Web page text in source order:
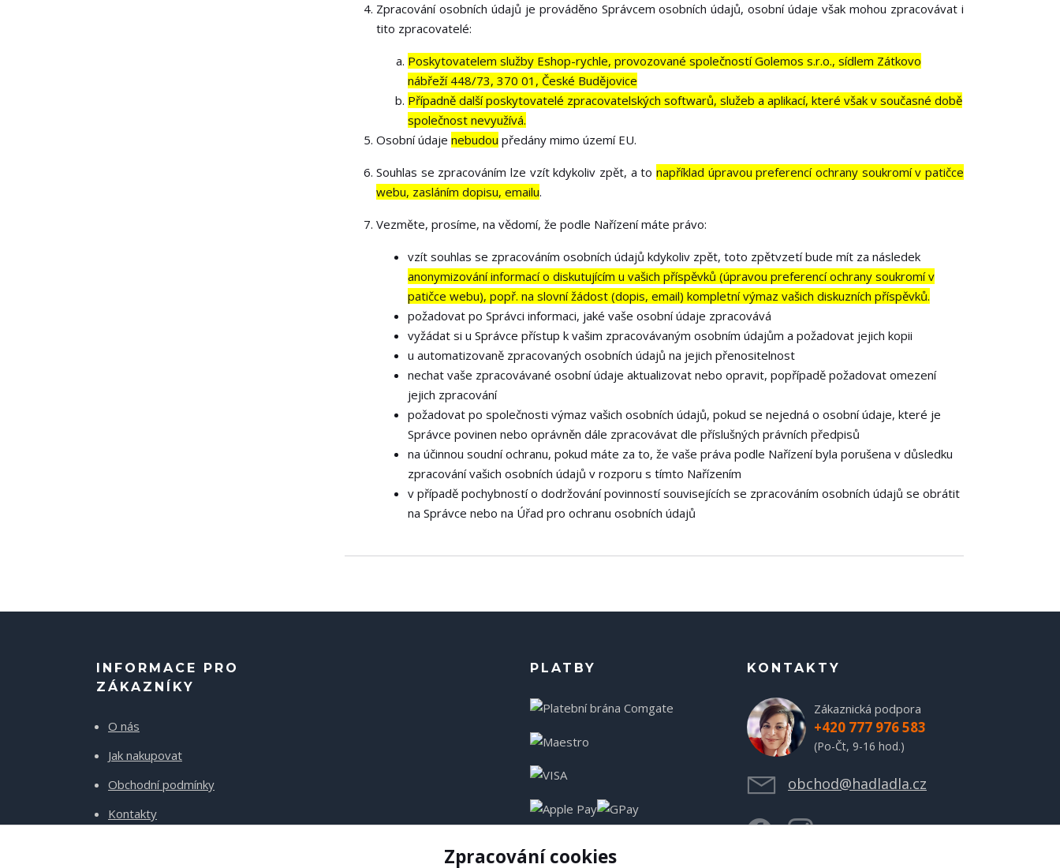
Zpracování osobních údajů je prováděno Správcem osobních údajů, osobní údaje však mohou zpracovávat i
tito zpracovatelé:
Poskytovatelem služby Eshop-rychle, provozované společností Golemos s.r.o., sídlem Zátkovo
nábřeží 448/73, 370 01, České Budějovice
Případně další poskytovatelé zpracovatelských softwarů, služeb a aplikací, které však v současné době
společnost nevyužívá.
Osobní údaje nebudou předány mimo území EU.
Souhlas se zpracováním lze vzít kdykoliv zpět, a to například úpravou preferencí ochrany soukromí v patičce
webu, zasláním dopisu, emailu.
Vezměte, prosíme, na vědomí, že podle Nařízení máte právo:
vzít souhlas se zpracováním osobních údajů kdykoliv zpět, toto zpětvzetí bude mít za následek
anonymizování informací o diskutujícím u vašich příspěvků (úpravou preferencí ochrany soukromí v
patičce webu), popř. na slovní žádost (dopis, email) kompletní výmaz vašich diskuzních příspěvků.
požadovat po Správci informaci, jaké vaše osobní údaje zpracovává
vyžádat si u Správce přístup k vašim zpracovávaným osobním údajům a požadovat jejich kopii
u automatizovaně zpracovaných osobních údajů na jejich přenositelnost
nechat vaše zpracovávané osobní údaje aktualizovat nebo opravit, popřípadě požadovat omezení
jejich zpracování
požadovat po společnosti výmaz vašich osobních údajů, pokud se nejedná o osobní údaje, které je
Správce povinen nebo oprávněn dále zpracovávat dle příslušných právních předpisů
na účinnou soudní ochranu, pokud máte za to, že vaše práva podle Nařízení byla porušena v důsledku
zpracování vašich osobních údajů v rozporu s tímto Nařízením
v případě pochybností o dodržování povinností souvisejících se zpracováním osobních údajů se obrátit
na Správce nebo na Úřad pro ochranu osobních údajů
INFORMACE PRO
ZÁKAZNÍKY
O nás
Jak nakupovat
Obchodní podmínky
Kontakty
PLATBY KONTAKTY
Zákaznická podpora
+420 777 976 583
(Po-Čt, 9-16 hod.)
obchod@hadladla.cz
Zpracování cookies